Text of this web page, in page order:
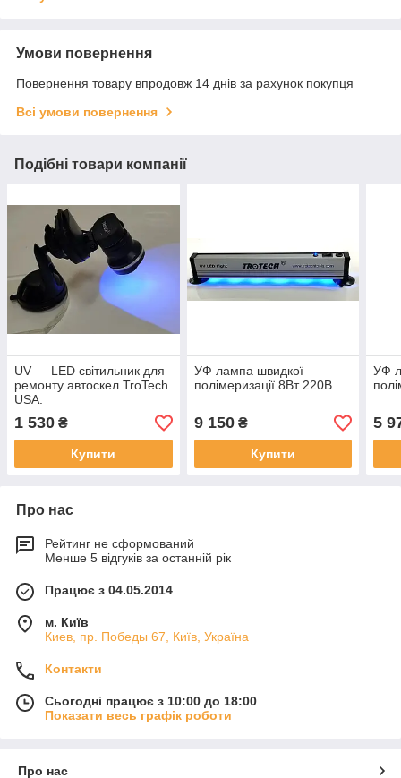
Умови повернення
Повернення товару впродовж 14 днів за рахунок покупця
Всі умови повернення
Подібні товари компанії
UV — LED світильник для
ремонту автоскел TroTech
USA.
1 530 ₴
Купити
УФ лампа швидкої
полімеризації 8Вт 220В.
9 150₴
Купити
УФ
5
Про нас
Рейтинг не сформований
Менше 5 відгуків за останній рік
Працює з 04.05.2014
м. Київ
Киев, пр. Победы 67, Київ, Україна
Контакти
Сьогодні працює з 10:00 до 18:00
Показати весь графік роботи
Про нас